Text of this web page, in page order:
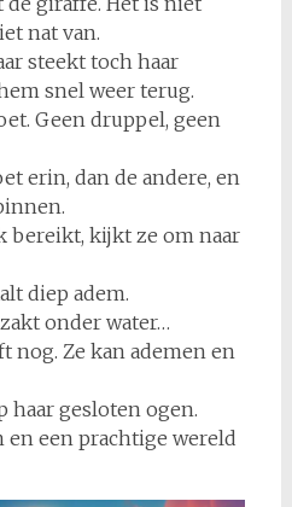
nat van.
steekt toch haar
snel weer terug.
Geen druppel, geen
erin, dan de andere, en
bereikt, kijkt ze om naar
diep adem.
onder water…
nog. Ze kan ademen en
haar gesloten ogen.
en een prachtige wereld